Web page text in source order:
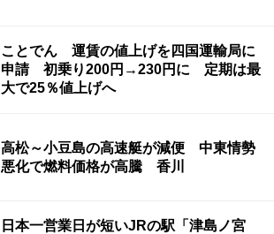
ことでん 運賃の値上げを四国運輸局に
申請 初乗り200円→230円に 定期は最
大で25％値上げへ
高松～小豆島の高速艇が減便 中東情勢
悪化で燃料価格が高騰 香川
日本一営業日が短いJRの駅「津島ノ宮